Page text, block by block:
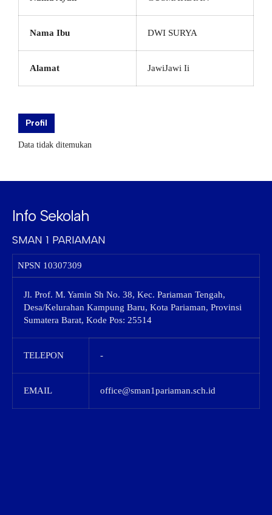
Nama Ibu DWI SURYA
Alamat JawiJawi Ii
Profil
Data tidak ditemukan
Info Sekolah
SMAN 1 PARIAMAN
NPSN 10307309
Jl. Prof. M. Yamin Sh No. 38, Kec. Pariaman Tengah,
Desa/Kelurahan Kampung Baru, Kota Pariaman, Provinsi
Sumatera Barat, Kode Pos: 25514
TELEPON -
EMAIL office@sman1pariaman.sch.id